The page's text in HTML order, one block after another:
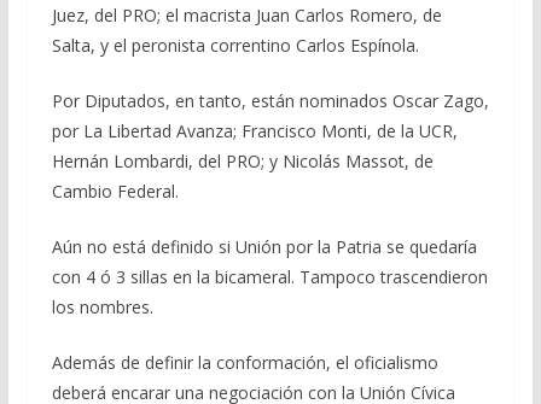
Juez, del PRO; el macrista Juan Carlos Romero, de
Salta, y el peronista correntino Carlos Espínola.
Por Diputados, en tanto, están nominados Oscar Zago,
por La Libertad Avanza; Francisco Monti, de la UCR,
Hernán Lombardi, del PRO; y Nicolás Massot, de
Cambio Federal.
Aún no está definido si Unión por la Patria se quedaría
con 4 ó 3 sillas en la bicameral. Tampoco trascendieron
los nombres.
Además de definir la conformación, el oficialismo
deberá encarar una negociación con la Unión Cívica